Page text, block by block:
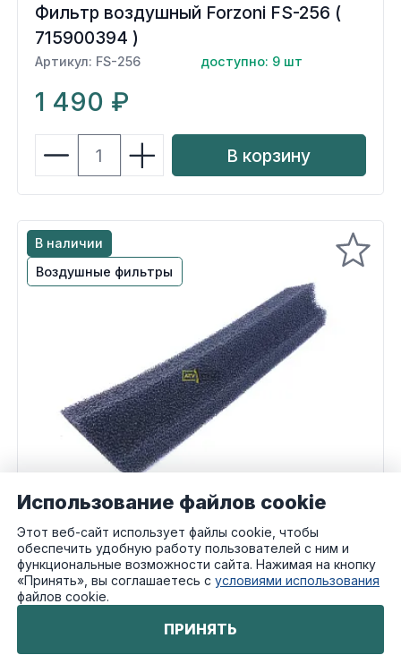
Фильтр воздушный Forzoni FS-256 (
715900394 )
Артикул: FS-256 доступно: 9 шт
1 490 ₽
В корзину
В наличии
Воздушные фильтры
Производитель:
Фильтр воздушный Ski Doo SM-07567
доступно: 13 шт
Использование файлов cookie
Этот веб-сайт использует файлы cookie, чтобы
обеспечить удобную работу пользователей с ним и
функциональные возможности сайта. Нажимая на кнопку
«Принять», вы соглашаетесь сусловиями использования
файлов cookie.
ПРИНЯТЬ